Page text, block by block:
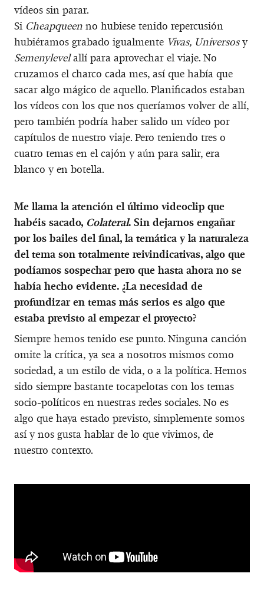
vídeos sin parar.
Si Cheapqueen no hubiese tenido repercusión
hubiéramos grabado igualmente Vivas, Universosy
Semenylevelallí para aprovechar el viaje. No
cruzamos el charco cada mes, así que había que
sacar algo mágico de aquello. Planificados estaban
los vídeos con los que nos queríamos volver de allí,
pero también podría haber salido un vídeo por
capítulos de nuestro viaje. Pero teniendo tres o
cuatro temas en el cajón y aún para salir, era
blanco y en botella.
Me llama la atención el último videoclip que
habéis sacado, Colateral. Sin dejarnos engañar
por los bailes del final, la temática y la naturaleza
del tema son totalmente reivindicativas, algo que
podíamos sospechar pero que hasta ahora no se
había hecho evidente. ¿La necesidad de
profundizar en temas más serios es algo que
estaba previsto al empezar el proyecto?
Siempre hemos tenido ese punto. Ninguna canción
omite la crítica, ya sea a nosotros mismos como
sociedad, a un estilo de vida, o a la política. Hemos
sido siempre bastante tocapelotas con los temas
socio-políticos en nuestras redes sociales. No es
algo que haya estado previsto, simplemente somos
así y nos gusta hablar de lo que vivimos, de
nuestro contexto.